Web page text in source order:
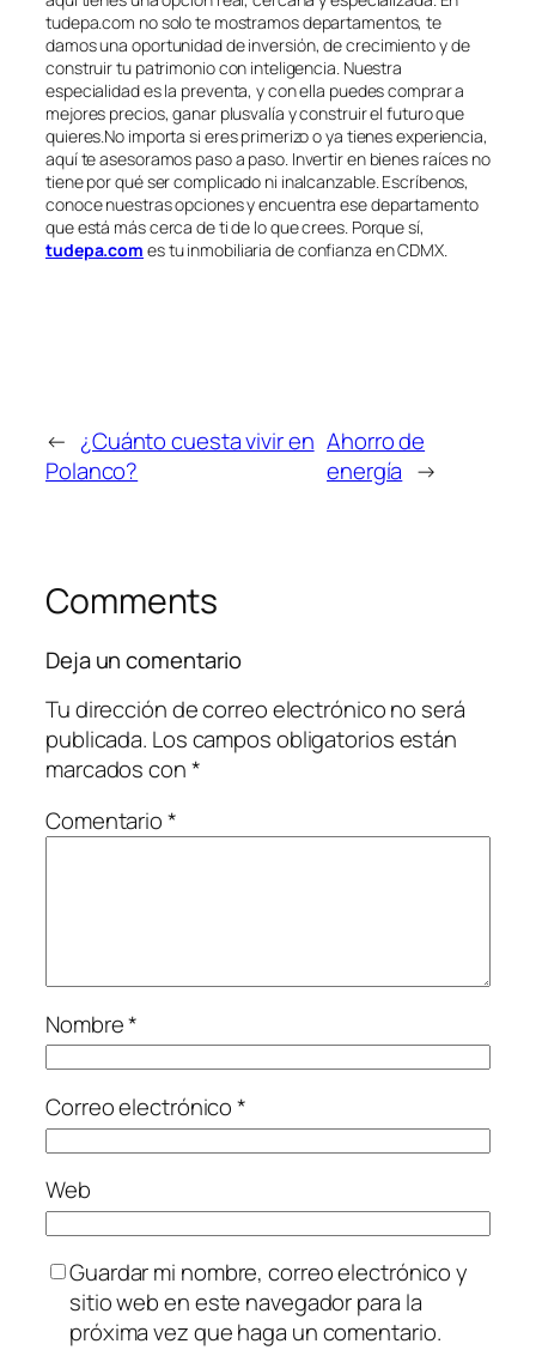
tudepa.com no solo te mostramos departamentos, te
damos una oportunidad de inversión, de crecimiento y de
construir tu patrimonio con inteligencia. Nuestra
especialidad es la preventa, y con ella puedes comprar a
mejores precios, ganar plusvalía y construir el futuro que
quieres.No importa si eres primerizo o ya tienes experiencia,
aquí te asesoramos paso a paso. Invertir en bienes raíces no
tiene por qué ser complicado ni inalcanzable. Escríbenos,
conoce nuestras opciones y encuentra ese departamento
que está más cerca de ti de lo que crees. Porque sí,
tudepa.com es tu inmobiliaria de confianza en CDMX.
← ¿Cuánto cuesta vivir en
Polanco?
Ahorro de
energía →
Comments
Deja un comentario
Tu dirección de correo electrónico no será
publicada. Los campos obligatorios están
marcados con*
Comentario*
Nombre*
Correo electrónico*
Web
Guardar mi nombre, correo electrónico y
sitio web en este navegador para la
próxima vez que haga un comentario.